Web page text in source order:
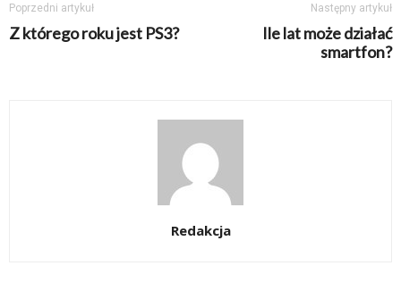
Poprzedni artykuł
Z którego roku jest PS3?
Następny artykuł
Ile lat może działać
smartfon?
Redakcja